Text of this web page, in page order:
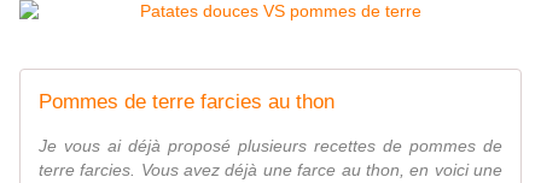
Pommes de terre farcies au thon
Je vous ai déjà proposé plusieurs recettes de pommes de
terre farcies. Vous avez déjà une farce au thon, en voici une